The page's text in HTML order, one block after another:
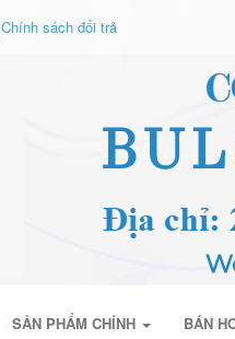
Chính sách đổi trả
SẢN PHẨM CHÍNH BÁN